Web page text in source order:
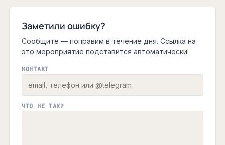
Заметили ошибку?
Сообщите — поправим в течение дня. Ссылка на
это мероприятие подставится автоматически.
КОНТАКТ
ЧТО НЕ ТАК?